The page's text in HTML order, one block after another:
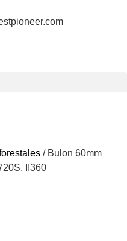
/ Bulon 60mm
II360